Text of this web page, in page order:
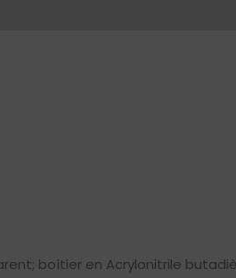
boîtier en Acrylonitrile